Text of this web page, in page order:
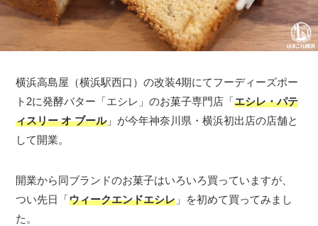
横浜高島屋（横浜駅西口）の改装4期にてフーディーズポー
ト2に発酵バター「エシレ」のお菓子専門店「エシレ・パテ
ィスリー オ ブール」が今年神奈川県・横浜初出店の店舗と
して開業。
開業から同ブランドのお菓子はいろいろ買っていますが、
つい先日「ウィークエンドエシレ 」を初めて買ってみまし
た。